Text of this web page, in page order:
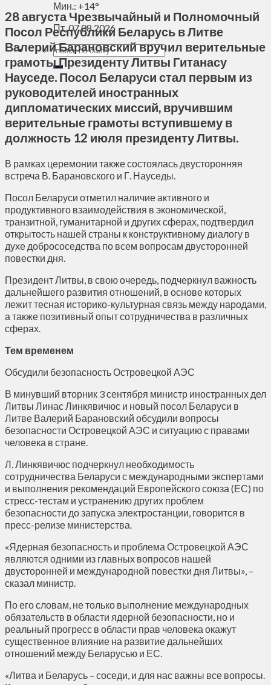
Мин.: +14°
Пт, 07.08.2026
28 августа Чрезвычайный и Полномочный
Посол Республики Беларусь в Литве
Валерий Барановский вручил верительные
грамоты Президенту Литвы Гитанасу
Науседе. Посол Беларуси стал первым из
руководителей иностранных
дипломатических миссий, вручившим
верительные грамоты вступившему в
должность 12 июля президенту Литвы.
В рамках церемонии также состоялась двусторонняя
встреча В. Барановского и Г. Науседы.
Посол Беларуси отметил наличие активного и
продуктивного взаимодействия в экономической,
транзитной, гуманитарной и других сферах, подтвердил
открытость нашей страны к конструктивному диалогу в
духе добрососедства по всем вопросам двусторонней
повестки дня.
Президент Литвы, в свою очередь, подчеркнул важность
дальнейшего развития отношений, в основе которых
лежит тесная историко-культурная связь между народами,
а также позитивный опыт сотрудничества в различных
сферах.
Тем временем
Обсудили безопасность Островецкой АЭС
В минувший вторник 3 сентября министр иностранных дел
Литвы Линас Линкявичюс и новый посол Беларуси в
Литве Валерий Барановский обсудили вопросы
безопасности Островецкой АЭС и ситуацию с правами
человека в стране.
Л. Линкявичюс подчеркнул необходимость
сотрудничества Беларуси с международными экспертами
и выполнения рекомендаций Европейского союза (ЕС) по
стресс-тестам и устранению других проблем
безопасности до запуска электростанции, говорится в
пресс-релизе министерства.
«Ядерная безопасность и проблема Островецкой АЭС
являются одними из главных вопросов нашей
двусторонней и международной повестки дня Литвы», –
сказал министр.
По его словам, не только выполнение международных
обязательств в области ядерной безопасности, но и
реальный прогресс в области прав человека окажут
существенное влияние на развитие дальнейших
отношений между Беларусью и ЕС.
«Литва и Беларусь – соседи, и для нас важны все вопросы.